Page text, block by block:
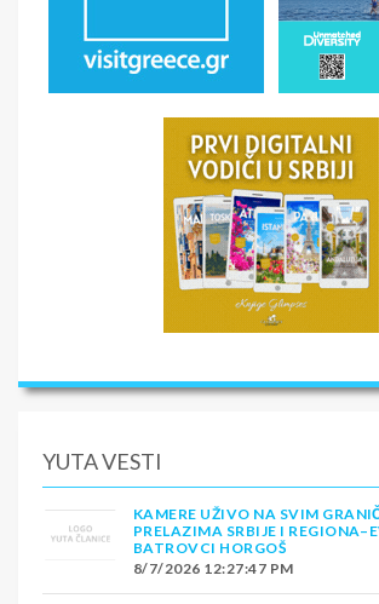
- Prevoz komfornim turističkim autobusom
audio oprema) prema programu putovanja, -
bazi 3 noćenja u Chianciano Termama sa
agencije/ licenciranog vodiča, - Troškove
U CENU NIJE UKLJUČENO
- Turistička taksa ( plaća se na licu mesta na
hotela, hotel 3* 1.6€/danu i 4* 2€/danu) -
troškove putnika - Doplata za 1/1 sobu 75€ -
Medjunarodno zdravstveno osiguranje -
150,00 din po osobi u agenciji ( na Bas
izlete: • Peruđa i Asisi 45€ / deca do 12
YUTA VESTI
KAMERE UŽIVO NA SVIM
PRELAZIMA SRBIJE I
BATROVCI HORGOŠ
8/7/2026 12:27:47 PM